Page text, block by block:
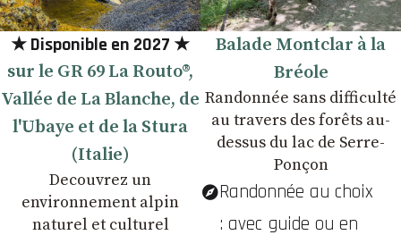
★ Disponible en 2027 ★
sur le GR 69 La Routo®,
Vallée de La Blanche, de
l'Ubaye et de la Stura
(Italie)
Decouvrez un
environnement alpin
naturel et culturel
Balade Montclar à la
Bréole
Randonnée sans difficulté
au travers des forêts au-
dessus du lac de Serre-
Ponçon
Randonnée au choix
: avec guide ou en